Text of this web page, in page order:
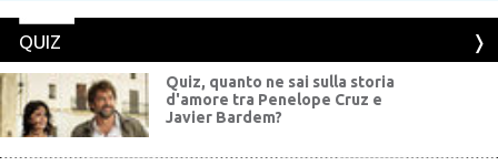
QUIZ
Quiz, quanto ne sai sulla storia
d'amore tra Penelope Cruz e
Javier Bardem?